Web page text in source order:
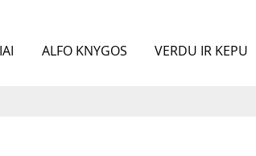
ALFO KNYGOS VERDU IR KEPU